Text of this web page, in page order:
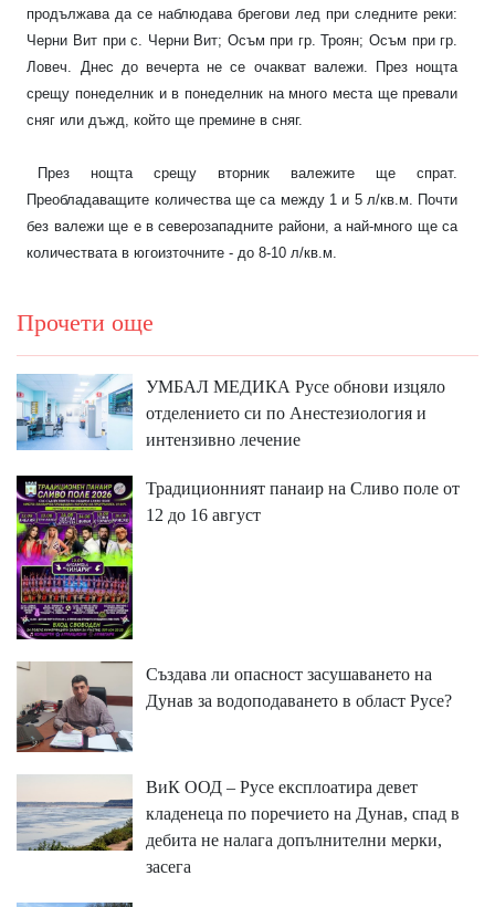
продължава да се наблюдава брегови лед при следните реки:
Черни Вит при с. Черни Вит; Осъм при гр. Троян; Осъм при гр.
Ловеч. Днес до вечерта не се очакват валежи. През нощта
срещу понеделник и в понеделник на много места ще превали
сняг или дъжд, който ще премине в сняг.
През нощта срещу вторник валежите ще спрат.
Преобладаващите количества ще са между 1 и 5 л/кв.м. Почти
без валежи ще е в северозападните райони, а най-много ще са
количествата в югоизточните - до 8-10 л/кв.м.
Прочети още
УМБАЛ МЕДИКА Русе обнови изцяло
отделението си по Анестезиология и
интензивно лечение
Традиционният панаир на Сливо поле от
12 до 16 август
Създава ли опасност засушаването на
Дунав за водоподаването в област Русе?
ВиК ООД – Русе експлоатира девет
кладенеца по поречието на Дунав, спад в
дебита не налага допълнителни мерки,
засега